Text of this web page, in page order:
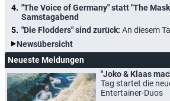
"The Voice of Germany" statt "The
Samstagabend
"Die Flodders" sind zurück: An diesem
Newsübersicht
Neueste Meldungen
"Joko & Klaas
Tag startet die
Entertainer-Duos